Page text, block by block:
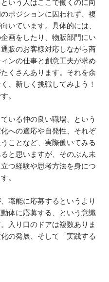
ポジションに囚われず、複
いています。具体的には、
画をしたり、物販部門にい
販のお客様対応しながら商
ンの仕事と創意工夫が求め
くさんあります。それを余
、新しく挑戦してみよう！
。
いる仲の良い職場、という
への適応や自発性、それぞ
ことなど、実際働いてみる
と思いますが、そのぶん未
つ経験や思考方法を身につ
。
職能に応募するというより
体に応募する、という意識
入り口のドアは複数ありま
の発展、そして「実践する